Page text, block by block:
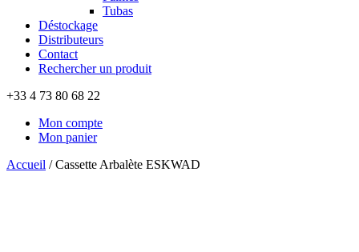
Tubas
Déstockage
Distributeurs
Contact
Rechercher un produit
+33 4 73 80 68 22
Mon compte
Mon panier
Accueil /Cassette Arbalète ESKWAD